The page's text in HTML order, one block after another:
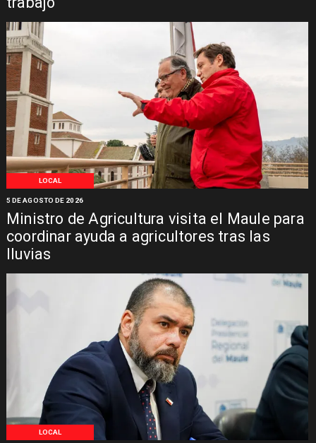
LOCAL
Ministro de Agricultura visita el Maule para
coordinar ayuda a agricultores tras las
lluvias
5 DE AGOSTO DE 2026
LOCAL